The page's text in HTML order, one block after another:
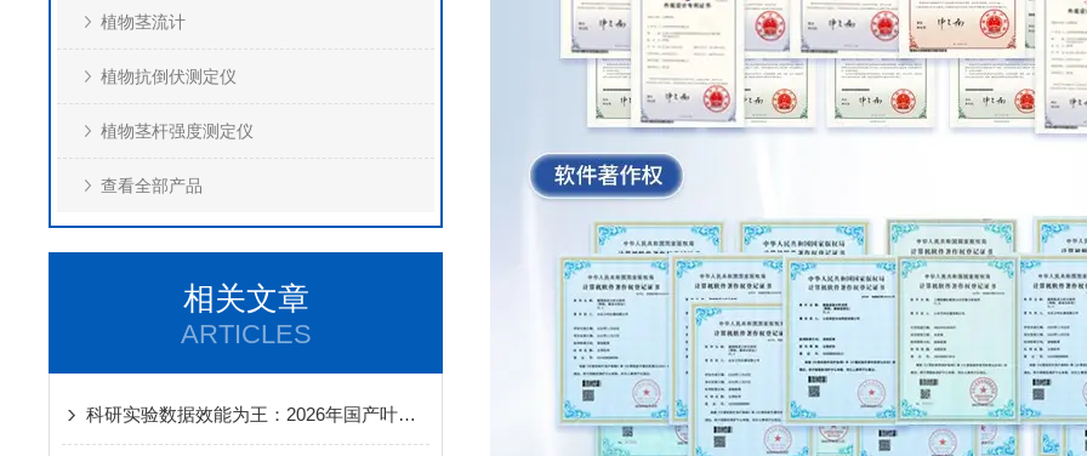
植物茎流计
植物抗倒伏测定仪
植物茎杆强度测定仪
查看全部产品
相关文章
ARTICLES
科研实验数据效能为王：2026年国产叶绿素仪技术路线演进与选购分析